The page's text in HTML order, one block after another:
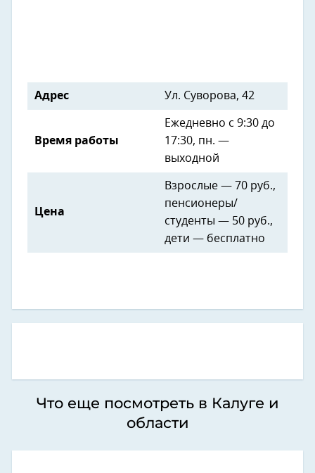
Адрес Ул. Суворова, 42
Время работы
Ежедневно с 9:30 до
17:30, пн. —
выходной
Цена
Взрослые — 70 руб.,
пенсионеры/
студенты — 50 руб.,
дети — бесплатно
Что еще посмотреть в Калуге и
области